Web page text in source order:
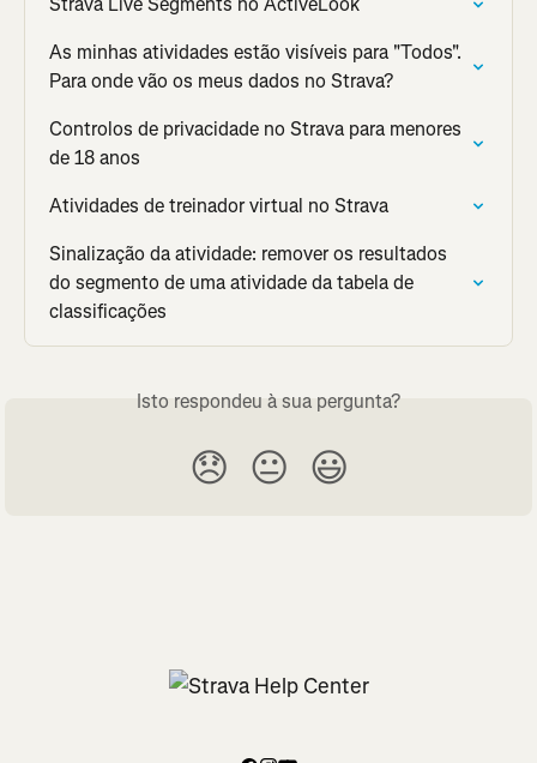
As minhas atividades estão visíveis para "Todos".
Para onde vão os meus dados no Strava?
Controlos de privacidade no Strava para menores
de 18 anos
Atividades de treinador virtual no Strava
Sinalização da atividade: remover os resultados
do segmento de uma atividade da tabela de
classificações
Isto respondeu à sua pergunta?
😞 😐 😃